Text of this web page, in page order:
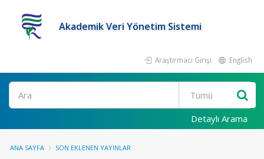
Akademik Veri Yönetim Sistemi
Araştırmacı Girişi English
Ara
Detaylı Arama
ANA SAYFA SON EKLENEN YAYINLAR